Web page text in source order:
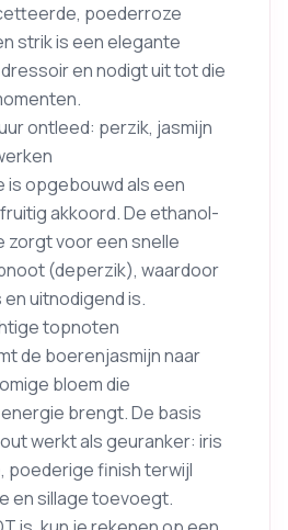
poederroze
strik is een elegante
en nodigt uit tot die
ontleed: perzik, jasmijn
is opgebouwd als een
akkoord. De ethanol-
zorgt voor een snelle
(deperzik), waardoor
uitnodigend is.
topnoten
de boerenjasmijn naar
bloem die
brengt. De basis
werkt als geuranker: iris
poederige finish terwijl
en sillage toevoegt.